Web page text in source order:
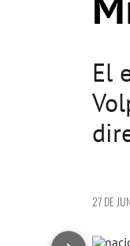
El
27 DE